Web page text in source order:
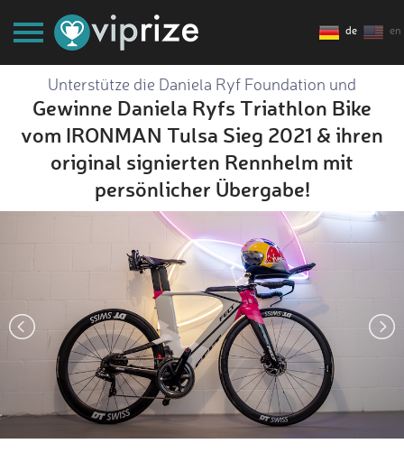
de en
Unterstütze die Daniela Ryf Foundation und
Gewinne Daniela Ryfs Triathlon Bike
vom IRONMAN Tulsa Sieg 2021 & ihren
original signierten Rennhelm mit
persönlicher Übergabe!